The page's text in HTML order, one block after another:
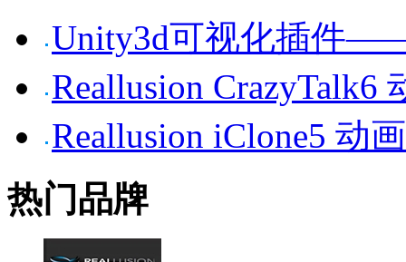
Unity3d可视化插件
Reallusion CrazyTalk6
Reallusion iClone5 动
热门品牌